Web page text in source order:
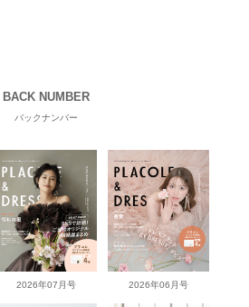
BACK NUMBER
バックナンバー
2026年07月号 2026年06月号